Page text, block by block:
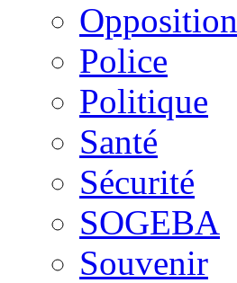
Opposition
Police
Politique
Santé
Sécurité
SOGEBA
Souvenir